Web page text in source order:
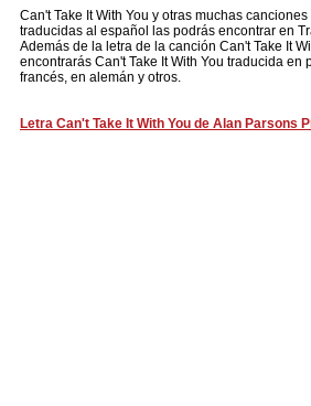
Can't Take It With You y otras muchas canciones
traducidas al español las podrás encontrar en
Además de la letra de la canción Can't Take It
encontrarás Can't Take It With You traducida en
francés, en alemán y otros.
Letra Can't Take It With You de Alan Parsons